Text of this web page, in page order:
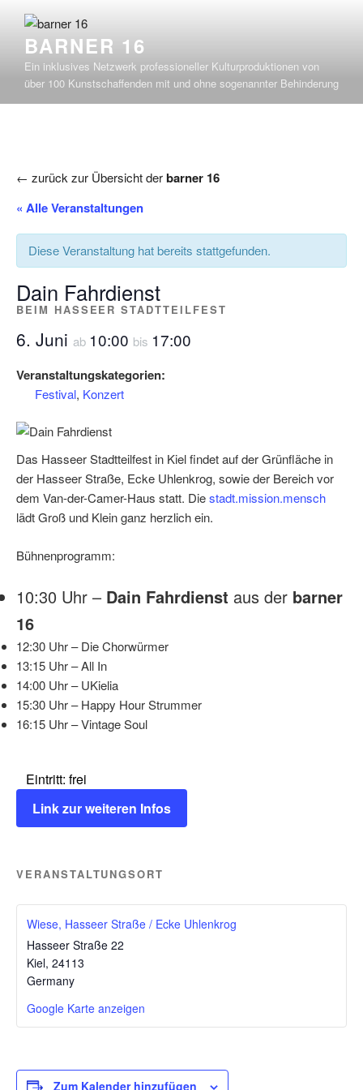
Inhalt
springenBARNER 16
Ein inklusives Netzwerk professioneller Kulturproduktionen von
über 100 Kunstschaffenden mit und ohne sogenannter Behinderung
← zurück zur Übersicht derbarner 16
« Alle Veranstaltungen
Diese Veranstaltung hat bereits stattgefunden.
Dain Fahrdienst
BEIM HASSEER STADTTEILFEST
6. Juni ab 10:00 bis 17:00
Veranstaltungskategorien:
Festival, Konzert
Das Hasseer Stadtteilfest in Kiel findet auf der Grünfläche in
der Hasseer Straße, Ecke Uhlenkrog, sowie der Bereich vor
dem Van-der-Camer-Haus statt. Diestadt.mission.mensch
lädt Groß und Klein ganz herzlich ein.
Bühnenprogramm:
10:30 Uhr – Dain Fahrdienst aus der barner
16
12:30 Uhr – Die Chorwürmer
13:15 Uhr – All In
14:00 Uhr – UKielia
15:30 Uhr – Happy Hour Strummer
16:15 Uhr – Vintage Soul
Eintritt: frei
Link zur weiteren Infos
VERANSTALTUNGSORT
Wiese, Hasseer Straße / Ecke Uhlenkrog
Hasseer Straße 22
Kiel, 24113
Germany
Google Karte anzeigen
Zum Kalender hinzufügen